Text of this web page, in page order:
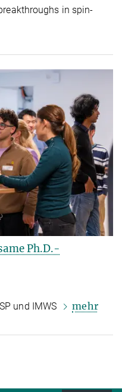
in spin-
Ph.D.-
und IMWS mehr